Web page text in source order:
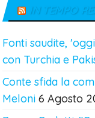
IN TEMPO
Fonti saudite,
con Turchia e
Conte sfida la
Meloni 6 Agosto